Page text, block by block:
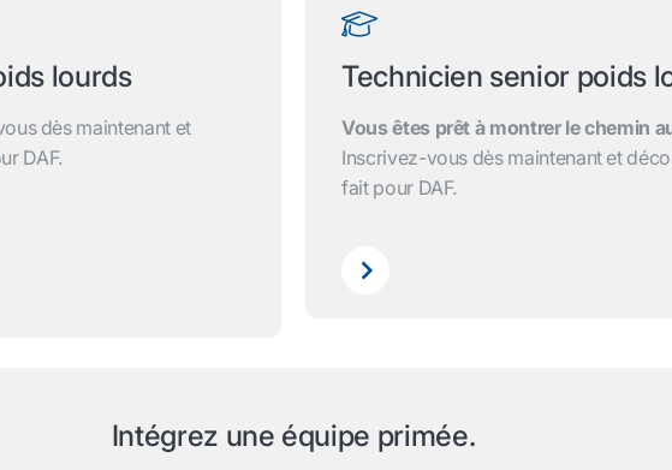
lourds
dès maintenant et
DAF.
Technicien senior poids
Vous êtes prêt à montrer le chemin
Inscrivez-vous dès maintenant et
fait pour DAF.
Intégrez une équipe primée.